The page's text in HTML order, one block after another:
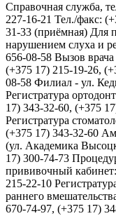
Справочная служба,
227-16-21 Тел./факс:
31-33 (приёмная) Для
нарушением слуха и
656-08-58 Вызов
(+375 17) 215-19-26,
08-58 Филиал - ул.
Регистратура
17) 343-32-60, (+375
Регистратура
(+375 17) 343-32-60
(ул. Академика
17) 300-74-73
прививочный
215-22-10
раннего
670-74-97, (+375 17)